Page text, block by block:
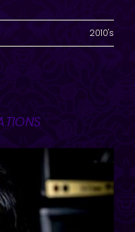
2010's